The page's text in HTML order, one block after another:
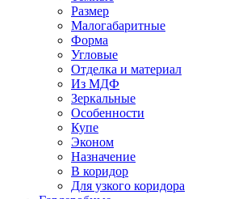
Размер
Малогабаритные
Форма
Угловые
Отделка и материал
Из МДФ
Зеркальные
Особенности
Купе
Эконом
Назначение
В коридор
Для узкого коридора